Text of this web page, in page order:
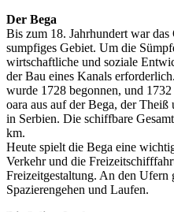
Der Bega
Bis zum 18. Jahrhundert war
sumpfiges Gebiet. Um die
wirtschaftliche und soziale
der Bau eines Kanals
wurde 1728 begonnen, und
oara aus auf der Bega, der
in Serbien. Die schiffbare
km.
Heute spielt die Bega eine
Verkehr und die
Freizeitgestaltung. An den Ufern
Spazierengehen und Laufen.